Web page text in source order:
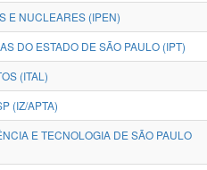
E NUCLEARES (IPEN)
DO ESTADO DE SÃO PAULO (IPT)
(ITAL)
(IZ/APTA)
E TECNOLOGIA DE SÃO PAULO